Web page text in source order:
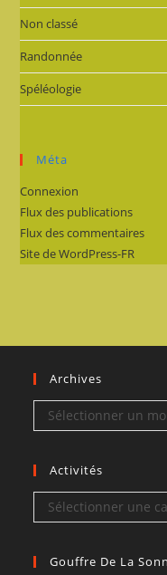
Non classé
Randonnée
Spéléologie
Méta
Connexion
Flux des publications
Flux des commentaires
Site de WordPress-FR
Archives
Archives
Sélectionner un
Activités
Activités
Sélectionner une
Gouffre De La